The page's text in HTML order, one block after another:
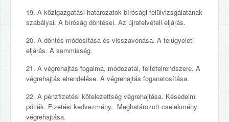
19. A közigazgatási határozatok bírósági felülvizsgálatának
szabályai. A bíróság döntései. Az újrafelvételi eljárás.
20. A döntés módosítása és visszavonása. A felügyeleti
eljárás. A semmisség.
21. A végrehajtás fogalma, módozatai, feltételrendszere. A
végrehajtás elrendelése. A végrehajtás foganatosítása.
22. A pénzfizetési kötelezettség végrehajtása. Késedelmi
pótlék. Fizetési kedvezmény. Meghatározott cselekmény
végrehajtása.